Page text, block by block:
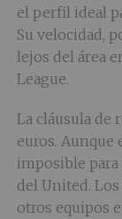
el perfil ideal
Su velocidad,
lejos del área
League.
La cláusula de
euros. Aunque
imposible
del United.
otros equipos